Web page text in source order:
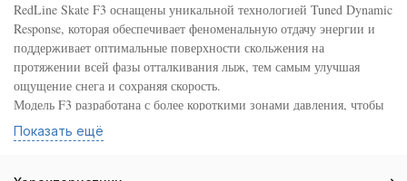
RedLine Skate F3 оснащены уникальной технологией Tuned Dynamic
Response, которая обеспечивает феноменальную отдачу энергии и
поддерживает оптимальные поверхности скольжения на
протяжении всей фазы отталкивания лыж, тем самым улучшая
ощущение снега и сохраняя скорость.
Модель F3 разработана с более короткими зонами давления, чтобы
отдать приоритет ускорению, чтобы максимизировать
максимальную скорость, и короткими желобками, чтобы улучшить
Показать ещё